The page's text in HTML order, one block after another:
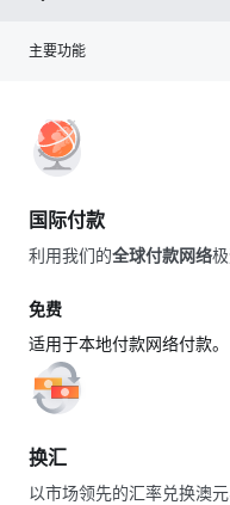
主要功能
国际付款
利用我们的全球付款网络
免费
适用于本地付款网络付款。
换汇
以市场领先的汇率兑换澳